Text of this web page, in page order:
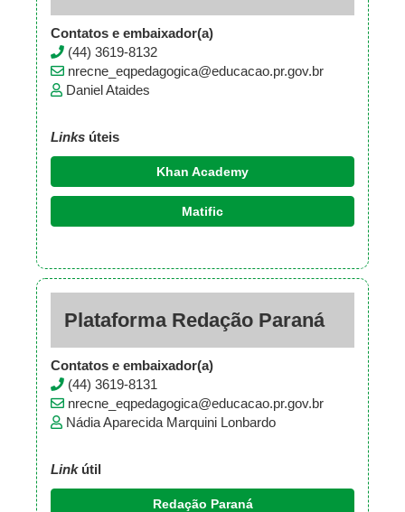
Contatos e embaixador(a)
(44) 3619-8132
nrecne_eqpedagogica@educacao.pr.gov.br
Daniel Ataides
Links úteis
Khan Academy
Matific
Plataforma Redação Paraná
Contatos e embaixador(a)
(44) 3619-8131
nrecne_eqpedagogica@educacao.pr.gov.br
Nádia Aparecida Marquini Lonbardo
Linkútil
Redação Paraná